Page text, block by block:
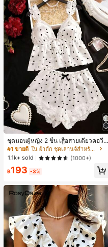
ชุดนอนผู้หญิง 2 ชิ้น เสื้อสายเดี่ยวคอวีลู
กไม้ พร้อมกางเกงขาสั้นแต่งลูกไม้ แต่ง
โบว์ที่เอว ชุดลำลองผู้หญิงนุ่มสบายน่ารั
ก สไตล์เอสเธติก
#1 ขายดี
ใน ผ้าถัก ชุดเลานจ์สำหรับผู้หญิง
1.1k+ sold
(1000+)
฿193 -3%